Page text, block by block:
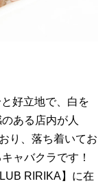
好立地で、白を
ある店内が人
り、落ち着いてお
ャバクラです！
RIRIKA】に在